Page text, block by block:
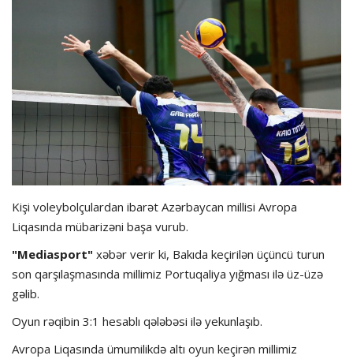
Layihə
Formula 1
Kişi voleybolçulardan ibarət Azərbaycan millisi Avropa
Liqasında mübarizəni başa vurub.
"Mediasport" xəbər verir ki, Bakıda keçirilən üçüncü turun
son qarşılaşmasında millimiz Portuqaliya yığması ilə üz-üzə
gəlib.
Oyun rəqibin 3:1 hesablı qələbəsi ilə yekunlaşıb.
Avropa Liqasında ümumilikdə altı oyun keçirən millimiz